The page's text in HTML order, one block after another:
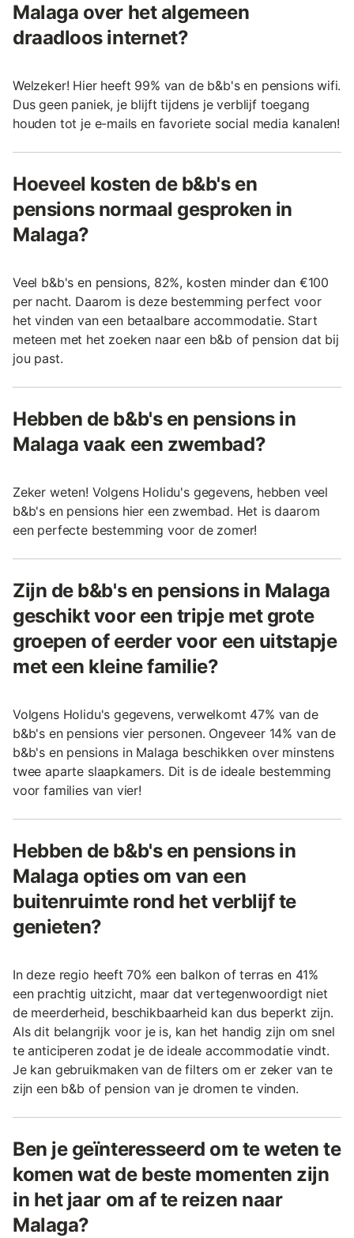
Malaga over het algemeen
draadloos internet?
Welzeker! Hier heeft 99% van de b&b's en pensions wifi.
Dus geen paniek, je blijft tijdens je verblijf toegang
houden tot je e-mails en favoriete social media kanalen!
Hoeveel kosten de b&b's en
pensions normaal gesproken in
Malaga?
Veel b&b's en pensions, 82%, kosten minder dan €100
per nacht. Daarom is deze bestemming perfect voor
het vinden van een betaalbare accommodatie. Start
meteen met het zoeken naar een b&b of pension dat bij
jou past.
Hebben de b&b's en pensions in
Malaga vaak een zwembad?
Zeker weten! Volgens Holidu's gegevens, hebben veel
b&b's en pensions hier een zwembad. Het is daarom
een perfecte bestemming voor de zomer!
Zijn de b&b's en pensions in Malaga
geschikt voor een tripje met grote
groepen of eerder voor een uitstapje
met een kleine familie?
Volgens Holidu's gegevens, verwelkomt 47% van de
b&b's en pensions vier personen. Ongeveer 14% van de
b&b's en pensions in Malaga beschikken over minstens
twee aparte slaapkamers. Dit is de ideale bestemming
voor families van vier!
Hebben de b&b's en pensions in
Malaga opties om van een
buitenruimte rond het verblijf te
genieten?
In deze regio heeft 70% een balkon of terras en 41%
een prachtig uitzicht, maar dat vertegenwoordigt niet
de meerderheid, beschikbaarheid kan dus beperkt zijn.
Als dit belangrijk voor je is, kan het handig zijn om snel
te anticiperen zodat je de ideale accommodatie vindt.
Je kan gebruikmaken van de filters om er zeker van te
zijn een b&b of pension van je dromen te vinden.
Ben je geïnteresseerd om te weten te
komen wat de beste momenten zijn
in het jaar om af te reizen naar
Malaga?